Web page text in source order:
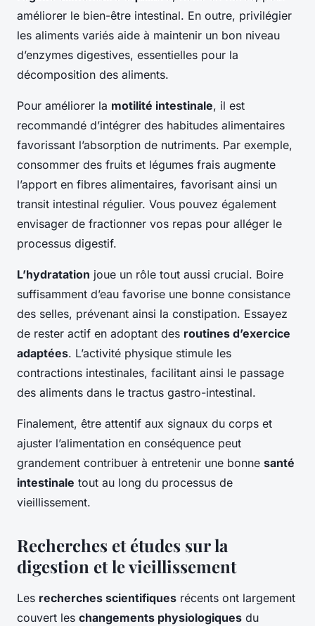
améliorer le bien-être intestinal. En outre, privilégier
les aliments variés aide à maintenir un bon niveau
d’enzymes digestives, essentielles pour la
décomposition des aliments.
Pour améliorer la motilité intestinale, il est
recommandé d’intégrer des habitudes alimentaires
favorissant l’absorption de nutriments. Par exemple,
consommer des fruits et légumes frais augmente
l’apport en fibres alimentaires, favorisant ainsi un
transit intestinal régulier. Vous pouvez également
envisager de fractionner vos repas pour alléger le
processus digestif.
L’hydratation joue un rôle tout aussi crucial. Boire
suffisamment d’eau favorise une bonne consistance
des selles, prévenant ainsi la constipation. Essayez
de rester actif en adoptant des routines d’exercice
adaptées. L’activité physique stimule les
contractions intestinales, facilitant ainsi le passage
des aliments dans le tractus gastro-intestinal.
Finalement, être attentif aux signaux du corps et
ajuster l’alimentation en conséquence peut
grandement contribuer à entretenir une bonne santé
intestinale tout au long du processus de
vieillissement.
Recherches et études sur la
digestion et le vieillissement
Les recherches scientifiques récents ont largement
couvert les changements physiologiques du